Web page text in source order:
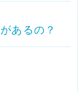
があるの？